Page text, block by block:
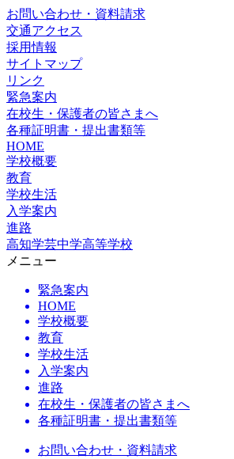
お問い合わせ・資料請求
交通アクセス
採用情報
サイトマップ
リンク
緊急案内
在校生・保護者の皆さまへ
各種証明書・提出書類等
HOME
学校概要
教育
学校生活
入学案内
進路
高知学芸中学高等学校
メニュー
緊急案内
HOME
学校概要
教育
学校生活
入学案内
進路
在校生・保護者の皆さまへ
各種証明書・提出書類等
お問い合わせ・資料請求